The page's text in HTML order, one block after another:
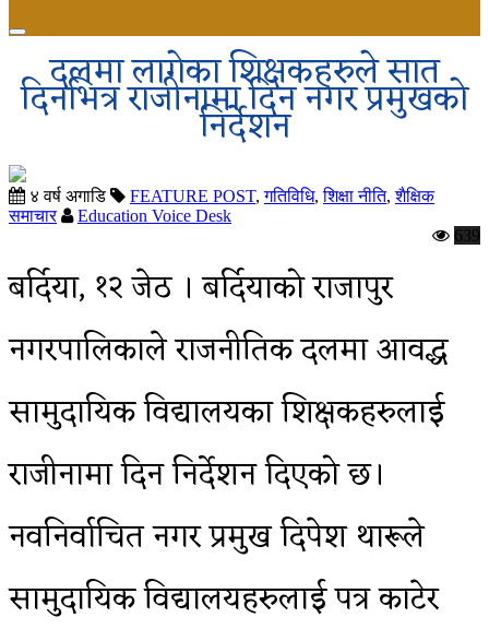
दलमा लागेका शिक्षकहरुले सात
दिनभित्र राजीनामा दिन नगर प्रमुखको
निर्देशन
४ वर्ष अगाडि FEATURE POST,गतिविधि,शिक्षा नीति,शैक्षिक
समाचार
Education Voice Desk
639
बर्दिया, १२ जेठ । बर्दियाको राजापुर
नगरपालिकाले राजनीतिक दलमा आवद्ध
सामुदायिक विद्यालयका शिक्षकहरुलाई
राजीनामा दिन निर्देशन दिएको छ।
नवनिर्वाचित नगर प्रमुख दिपेश थारूले
सामुदायिक विद्यालयहरुलाई पत्र काटेर